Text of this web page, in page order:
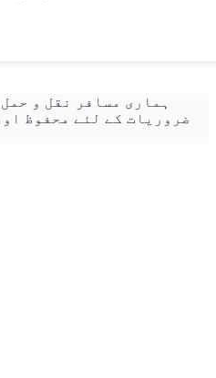
ہماری مسافر نقل و
ضروریات کے لئے محفوظ